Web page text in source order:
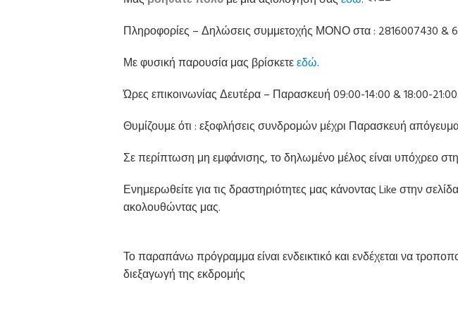
Πληροφορίες – Δηλώσεις συμμετοχής ΜΟΝΟ στα : 2816007430 &
Με φυσική παρουσία μας βρίσκετεεδώ.
Ώρες επικοινωνίας Δευτέρα – Παρασκευή 09:00-14:00 & 18:00-21:00.
Θυμίζουμε ότι : εξοφλήσεις συνδρομών μέχρι Παρασκευή
Σε περίπτωση μη εμφάνισης, το δηλωμένο μέλος είναι υπόχρεο
Ενημερωθείτε για τις δραστηριότητες μας κάνοντας Like στην
ακολουθώντας μας.
Το παραπάνω πρόγραμμα είναι ενδεικτικό και ενδέχεται να
διεξαγωγή της εκδρομής